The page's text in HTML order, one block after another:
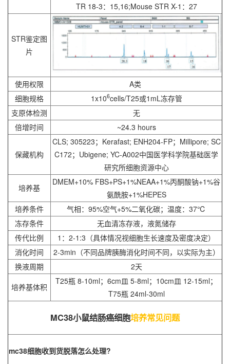
TR 18-3：15,16;Mouse STR X-1：27
STR鉴定图
片
使用权限
A类
细胞规格
1x106cells/T25或1mL冻存管
支原体检测
无
倍增时间
~24.3 hours
保藏机构
CLS; 305223；Kerafast; ENH204-FP；Millipore; SC
C172；Ubigene; YC-A002中国医学科学院基础医学
研究所细胞资源中心
培养基
DMEM+10% FBS+PS+1%NEAA+1%丙酮酸钠+1%谷
氨酰胺+1%HEPES
培养条件
气相：95%空气+5%二氧化碳；温度：37℃
冻存条件
无血清冻存液，液氮储存
传代比例
1：2-1:3（具体情况视细胞生长速度及密度决定）
消化时间
2-3min（不同品牌胰酶消化时间不同，以实际为主）
换液周期
2天
培养基体积
T25瓶 8-10ml；6cm皿 5-8ml；10cm皿 12-15ml；
T75瓶 24ml-30ml
MC38小鼠结肠癌细胞培养常见问题
mc38细胞收到货脱落怎么处理?